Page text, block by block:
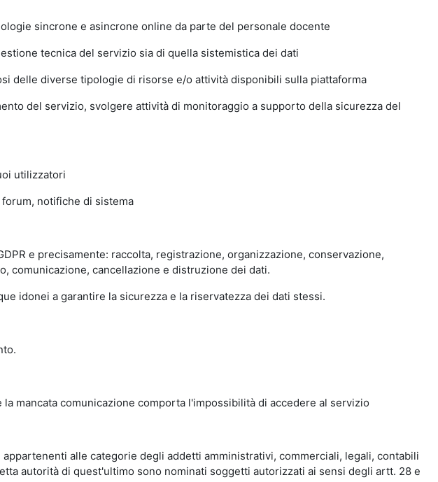
sincrone e asincrone online da parte del personale docente
tecnica del servizio sia di quella sistemistica dei dati
delle diverse tipologie di risorse e/o attività disponibili sulla piattaforma
del servizio, svolgere attività di monitoraggio a supporto della sicurezza del
utilizzatori
notifiche di sistema
e precisamente: raccolta, registrazione, organizzazione, conservazione,
comunicazione, cancellazione e distruzione dei dati.
idonei a garantire la sicurezza e la riservatezza dei dati stessi.
mancata comunicazione comporta l'impossibilità di accedere al servizio
alle categorie degli addetti amministrativi, commerciali, legali, contabili
autorità di quest'ultimo sono nominati soggetti autorizzati ai sensi degli artt. 28 e